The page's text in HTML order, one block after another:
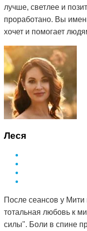
лучше, светлее и
проработано. Вы
хочет и помогает
Леся
После сеансов у Мити
тотальная любовь к
силы". Боли в спине